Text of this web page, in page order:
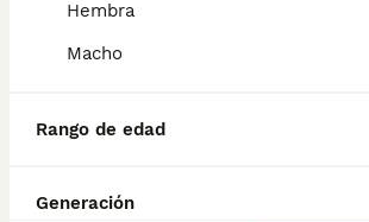
Hembra
Macho
Rango de edad
Generación
¿Los pastores islandeses
australiano?